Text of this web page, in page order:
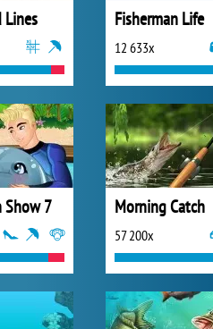
Lines Fisherman Life
12 633x
Show 7 Morning Catch
57 200x